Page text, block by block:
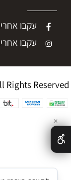
עקבו
עקבו
Rights Reserved
✕